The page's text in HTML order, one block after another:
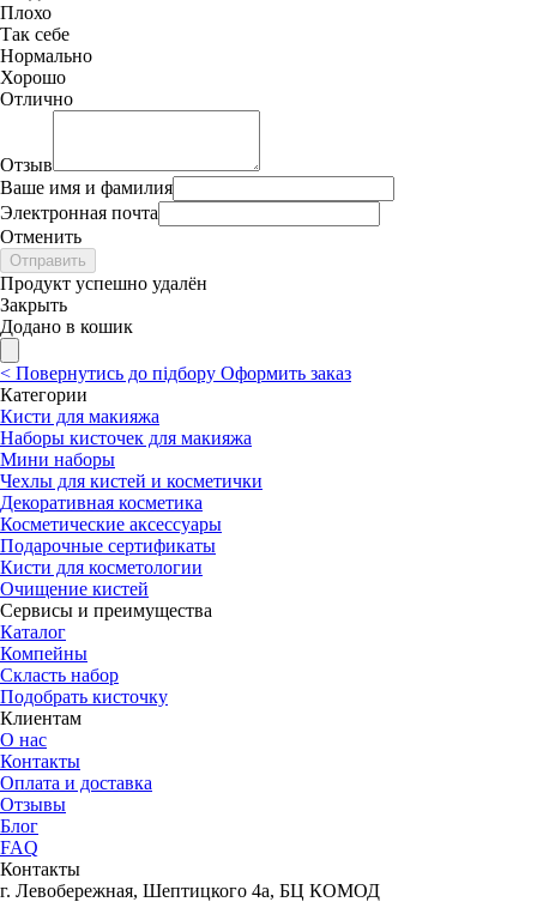
Плохо
Так себе
Нормально
Хорошо
Отлично
Отзыв
Ваше имя и фамилия
Электронная почта
Отменить
Отправить
Продукт успешно удалён
Закрыть
Додано в кошик
< Повернутись до підбору Оформить заказ
Категории
Кисти для макияжа
Наборы кисточек для макияжа
Мини наборы
Чехлы для кистей и косметички
Декоративная косметика
Косметические аксессуары
Подарочные сертификаты
Кисти для косметологии
Очищение кистей
Сервисы и преимущества
Каталог
Компейны
Скласть набор
Подобрать кисточку
Клиентам
О нас
Контакты
Оплата и доставка
Отзывы
Блог
FAQ
Контакты
г. Левобережная, Шептицкого 4а, БЦ КОМОД